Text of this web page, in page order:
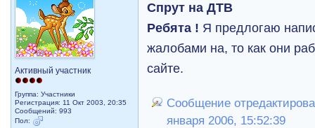
Активный участник
Группа: Участники
Регистрация: 11 Окт 2003, 20:35
Сообщений: 993
Пол:
Спрут на ДТВ
Ребята ! Я предлогаю
жалобами на, то как они
сайте.
Сообщение
января 2006, 15:52:39